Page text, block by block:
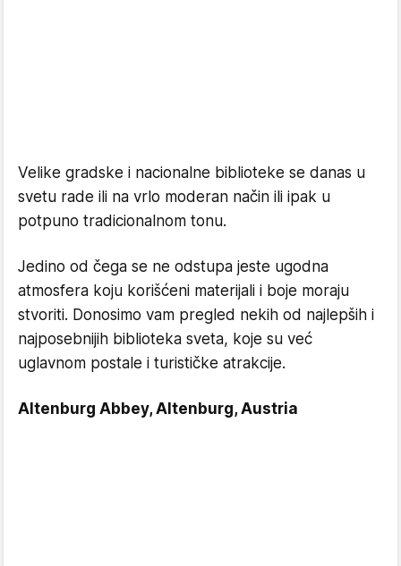
Velike gradske i nacionalne biblioteke se danas u
svetu rade ili na vrlo moderan način ili ipak u
potpuno tradicionalnom tonu.
Jedino od čega se ne odstupa jeste ugodna
atmosfera koju korišćeni materijali i boje moraju
stvoriti. Donosimo vam pregled nekih od najlepših i
najposebnijih biblioteka sveta, koje su već
uglavnom postale i turističke atrakcije.
Altenburg Abbey, Altenburg, Austria